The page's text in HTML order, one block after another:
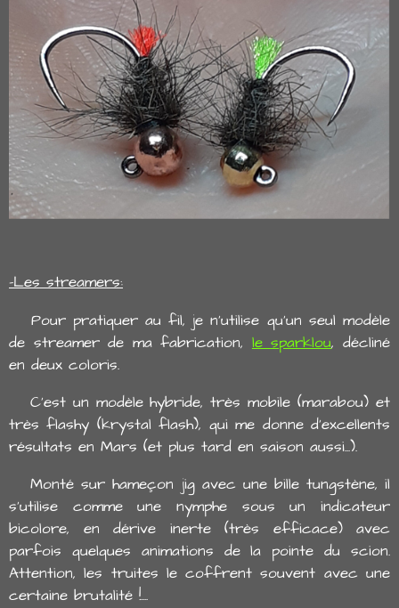
-Les streamers:
Pour pratiquer au fil, je n'utilise qu'un seul modèle
de streamer de ma fabrication, le sparklou, décliné
en deux coloris.
C'est un modèle hybride, très mobile (marabou) et
très flashy (krystal flash), qui me donne d'excellents
résultats en Mars (et plus tard en saison aussi...).
Monté sur hameçon jig avec une bille tungstène, il
s'utilise comme une nymphe sous un indicateur
bicolore, en dérive inerte (très efficace) avec
parfois quelques animations de la pointe du scion.
Attention, les truites le coffrent souvent avec une
certaine brutalité !....